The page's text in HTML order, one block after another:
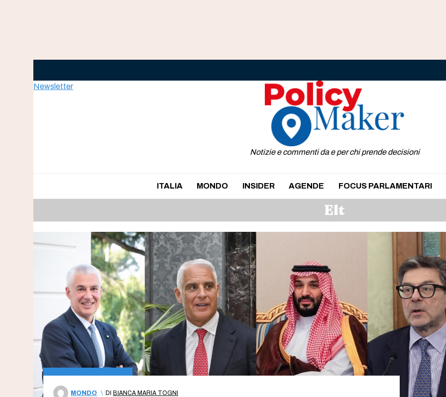
Newsletter
Notizie e commenti da e per chi prende decisioni
ITALIA MONDO INSIDER AGENDE FOCUS PARLAMENTARI
Elt
MONDO \ DI BIANCA MARIA TOGNI